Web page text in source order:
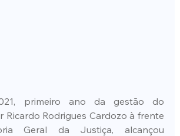
primeiro ano da gestão do
Ricardo Rodrigues Cardozo à frente
Geral da Justiça, alcançou